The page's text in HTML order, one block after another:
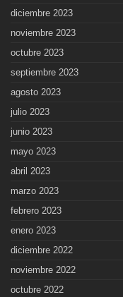
diciembre 2023
noviembre 2023
octubre 2023
septiembre 2023
agosto 2023
julio 2023
junio 2023
mayo 2023
abril 2023
marzo 2023
febrero 2023
enero 2023
diciembre 2022
noviembre 2022
octubre 2022